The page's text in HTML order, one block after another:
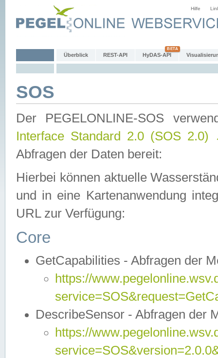
Hilfe
Überblick REST-API HyDAS-API
SOS
Der PEGELONLINE-SOS
Interface Standard 2.0 (SOS 2.0)
Abfragen der Daten bereit:
Hierbei können aktuelle
und in eine Kartenanwendung
URL zur Verfügung:
Core
GetCapabilities - Abfragen der
https://
DescribeSensor - Abfragen der
https://